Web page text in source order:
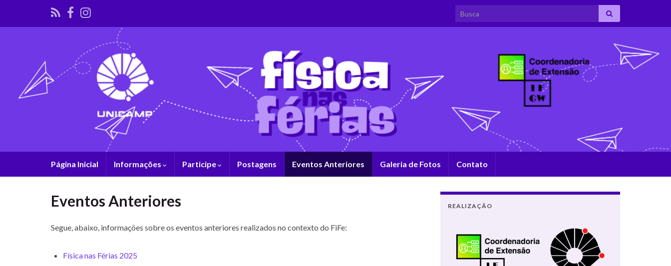
Search for:
Página Inicial Informações Participe Postagens Eventos Anteriores Galeria de Fotos Contato
Eventos Anteriores
Segue, abaixo, informações sobre os eventos anteriores realizados no contexto do FiFe:
Física nas Férias 2025
REALIZAÇÃO